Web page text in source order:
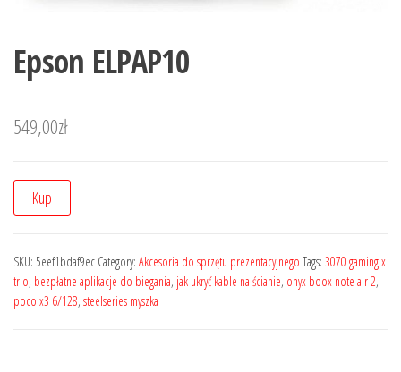
Epson ELPAP10
549,00zł
Kup
SKU: 5eef1bdaf9ec Category: Akcesoria do sprzętu prezentacyjnego Tags: 3070 gaming x
trio, bezpłatne aplikacje do biegania, jak ukryć kable na ścianie, onyx boox note air 2,
poco x3 6/128, steelseries myszka